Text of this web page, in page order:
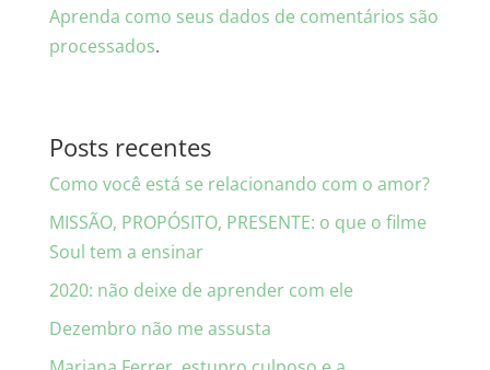
Aprenda como seus dados de comentários são
processados.
Posts recentes
Como você está se relacionando com o amor?
MISSÃO, PROPÓSITO, PRESENTE: o que o filme
Soul tem a ensinar
2020: não deixe de aprender com ele
Dezembro não me assusta